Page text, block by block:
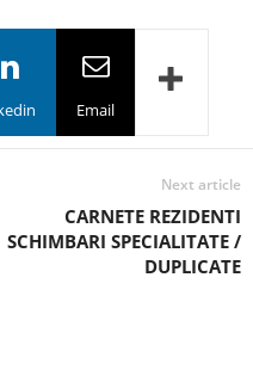
Email
Next article
CARNETE REZIDENTI
SCHIMBARI SPECIALITATE /
DUPLICATE